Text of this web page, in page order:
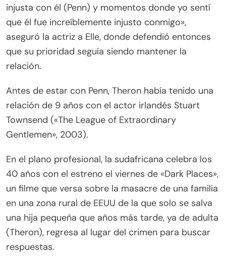
injusta con él (Penn) y momentos donde yo sentí
que él fue increíblemente injusto conmigo»,
aseguró la actriz a Elle, donde defendió entonces
que su prioridad seguía siendo mantener la
relación.
Antes de estar con Penn, Theron había tenido una
relación de 9 años con el actor irlandés Stuart
Townsend («The League of Extraordinary
Gentlemen», 2003).
En el plano profesional, la sudafricana celebra los
40 años con el estreno el viernes de «Dark Places»,
un filme que versa sobre la masacre de una familia
en una zona rural de EEUU de la que solo se salva
una hija pequeña que años más tarde, ya de adulta
(Theron), regresa al lugar del crimen para buscar
respuestas.